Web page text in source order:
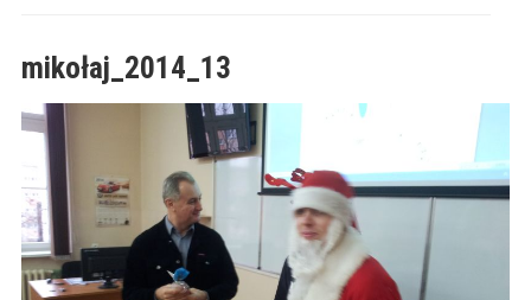
mikołaj_2014_13